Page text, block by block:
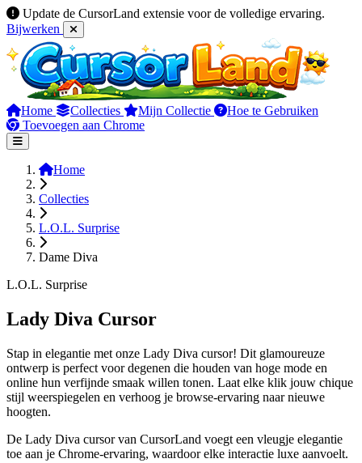
Update de CursorLand extensie voor de volledige ervaring.
Bijwerken
Home Collecties Mijn Collectie
Hoe te Gebruiken
Toevoegen aan Chrome
Home
Collecties
L.O.L. Surprise
Dame Diva
L.O.L. Surprise
Lady Diva Cursor
Stap in elegantie met onze Lady Diva cursor! Dit glamoureuze
ontwerp is perfect voor degenen die houden van hoge mode en
online hun verfijnde smaak willen tonen. Laat elke klik jouw chique
stijl weerspiegelen en verhoog je browse-ervaring naar nieuwe
hoogten.
De Lady Diva cursor van CursorLand voegt een vleugje elegantie
toe aan je Chrome-ervaring, waardoor elke interactie luxe aanvoelt.